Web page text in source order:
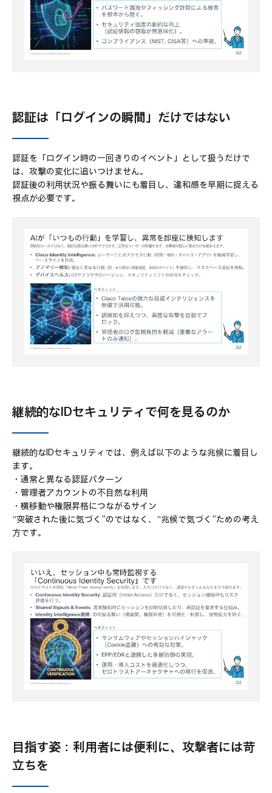
認証は「ログインの瞬間」だけではない
認証を「ログイン時の一回きりのイベント」として扱うだけで
は、攻撃の変化に追いつけません。
認証後の利用状況や振る舞いにも着目し、違和感を早期に捉える
視点が必要です。
継続的なIDセキュリティで何を見るのか
継続的なIDセキュリティでは、例えば以下のような兆候に着目し
ます。
・通常と異なる認証パターン
・管理者アカウントの不自然な利用
・横移動や権限昇格につながるサイン
“突破された後に気づく”のではなく、“兆候で気づく”ための考え
方です。
目指す姿：利用者には便利に、攻撃者には苛
立ちを